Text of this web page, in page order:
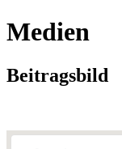
Medien
Beitragsbild